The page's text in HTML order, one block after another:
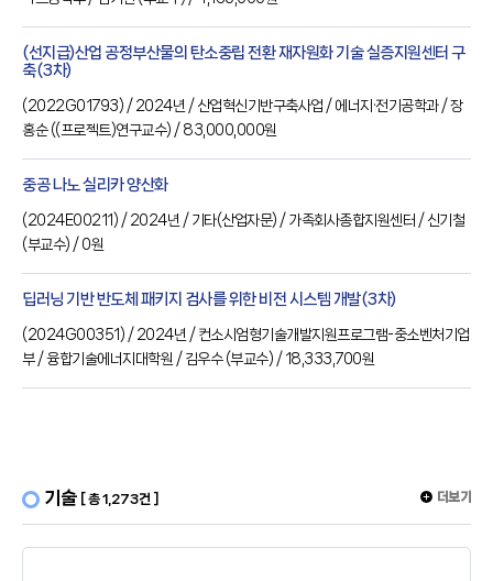
(선지급)산업 공정부산물의 탄소중립 전환 재자원화 기술 실증지원센터 구
축(3차)
( 2022G01793 ) / 2024년 / 산업혁신기반구축사업 / 에너지·전기공학과 / 장
홍순 ((프로젝트)연구교수) / 83,000,000원
중공 나노 실리카 양산화
( 2024E00211 ) / 2024년 / 기타(산업자문) / 가족회사종합지원센터 / 신기철
(부교수) / 0원
딥러닝 기반 반도체 패키지 검사를 위한 비전 시스템 개발(3차)
( 2024G00351 ) / 2024년 / 컨소시엄형기술개발지원프로그램-중소벤처기업
부 / 융합기술에너지대학원 / 김우수 (부교수) / 18,333,700원
기술 [ 총 1,273건 ] 더보기